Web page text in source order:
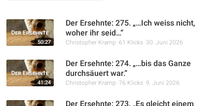
50:27
Der Ersehnte: 275. „…Ich weiss nicht,
woher ihr seid…“
Christopher Kramp 61 Klicks 30. Juni 2026
41:24
Der Ersehnte: 274. „…bis das Ganze
durchsäuert war.“
Christopher Kramp 76 Klicks 9. Juni 2026
Der Ersehnte: 273. „Es gleicht einem